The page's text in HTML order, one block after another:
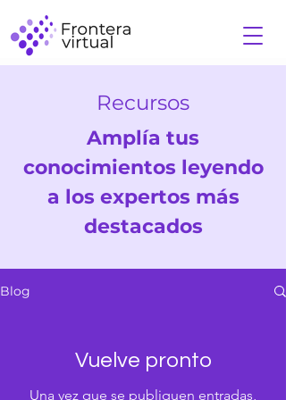
Recursos
Amplía tus
conocimientos leyendo
a los expertos más
destacados
Blog
Vuelve pronto
Una vez que se publiquen entradas,